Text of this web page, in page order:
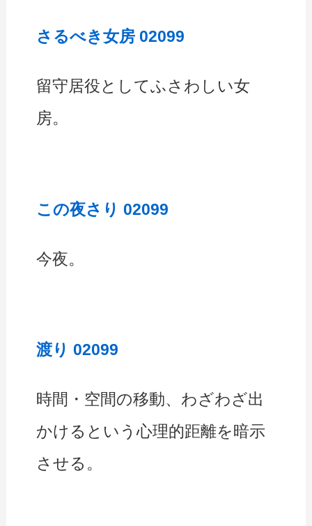
さるべき女房 02099
留守居役としてふさわしい女
房。
この夜さり 02099
今夜。
渡り 02099
時間・空間の移動、わざわざ出
かけるという心理的距離を暗示
させる。